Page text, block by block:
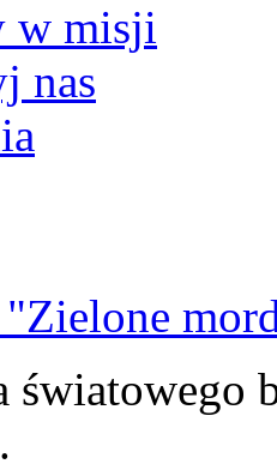
w misji
nas
światowego